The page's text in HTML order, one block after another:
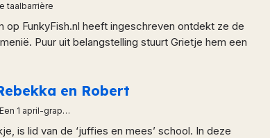
taalbarrière
op FunkyFish.nl heeft ingeschreven ontdekt ze de
Puur uit belangstelling stuurt Grietje hem een
en Robert
1 april-grap…
is lid van de ‘juffies en mees’ school. In deze